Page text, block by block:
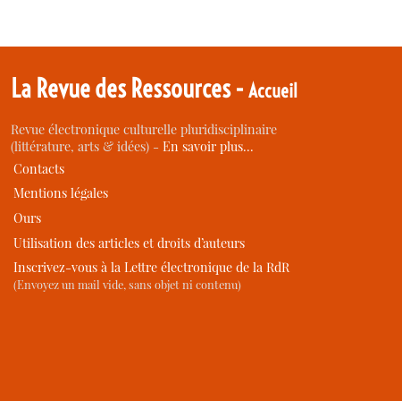
La Revue des Ressources -Accueil
Revue électronique culturelle pluridisciplinaire
(littérature, arts & idées) -En savoir plus…
Contacts
Mentions légales
Ours
Utilisation des articles et droits d’auteurs
Inscrivez-vous à la Lettre électronique de la RdR
(Envoyez un mail vide, sans objet ni contenu)